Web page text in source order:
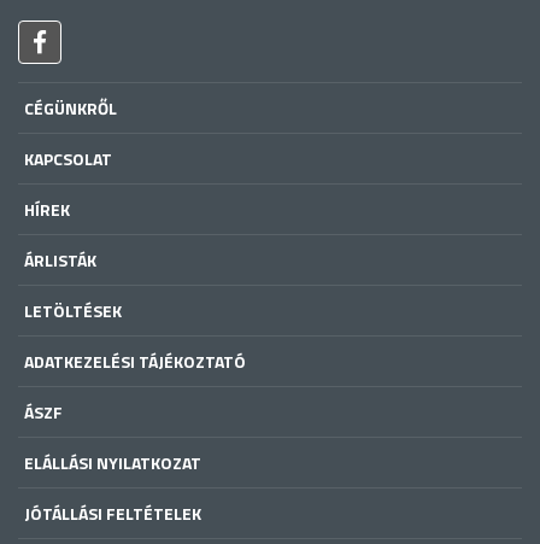
CÉGÜNKRŐL
KAPCSOLAT
HÍREK
ÁRLISTÁK
LETÖLTÉSEK
ADATKEZELÉSI TÁJÉKOZTATÓ
ÁSZF
ELÁLLÁSI NYILATKOZAT
JÓTÁLLÁSI FELTÉTELEK